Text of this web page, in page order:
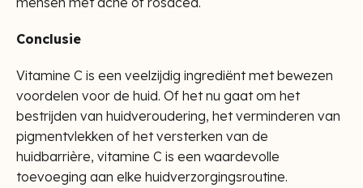
Conclusie
Vitamine C is een veelzijdig ingrediënt met bewezen
voordelen voor de huid. Of het nu gaat om het
bestrijden van huidveroudering, het verminderen van
pigmentvlekken of het versterken van de
huidbarrière, vitamine C is een waardevolle
toevoeging aan elke huidverzorgingsroutine.